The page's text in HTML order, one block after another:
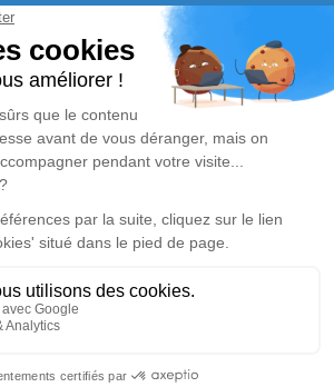
des cookies
et référencement par